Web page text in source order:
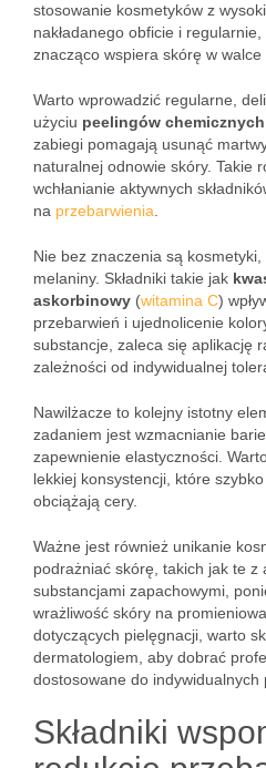
stosowanie kosmetyków z
nakładanego obficie i
znacząco wspiera skórę w walce
Warto wprowadzić regularne,
użyciu peelingów chemicznych
zabiegi pomagają usunąć
naturalnej odnowie skóry. Takie
wchłanianie aktywnych
na przebarwienia
Nie bez znaczenia są
melaniny. Składniki takie jak
askorbinowy (witamina C)
przebarwień i ujednolicenie
substancje, zaleca się aplikację
zależności od indywidualnej
Nawilżacze to kolejny istotny
zadaniem jest wzmacnianie
zapewnienie elastyczności.
lekkiej konsystencji, które
obciążają cery.
Ważne jest również unikanie
podrażniać skórę, takich jak te z
substancjami zapachowymi,
wrażliwość skóry na
dotyczących pielęgnacji, warto
dermatologiem, aby dobrać
dostosowane do indywidualnych
Składniki